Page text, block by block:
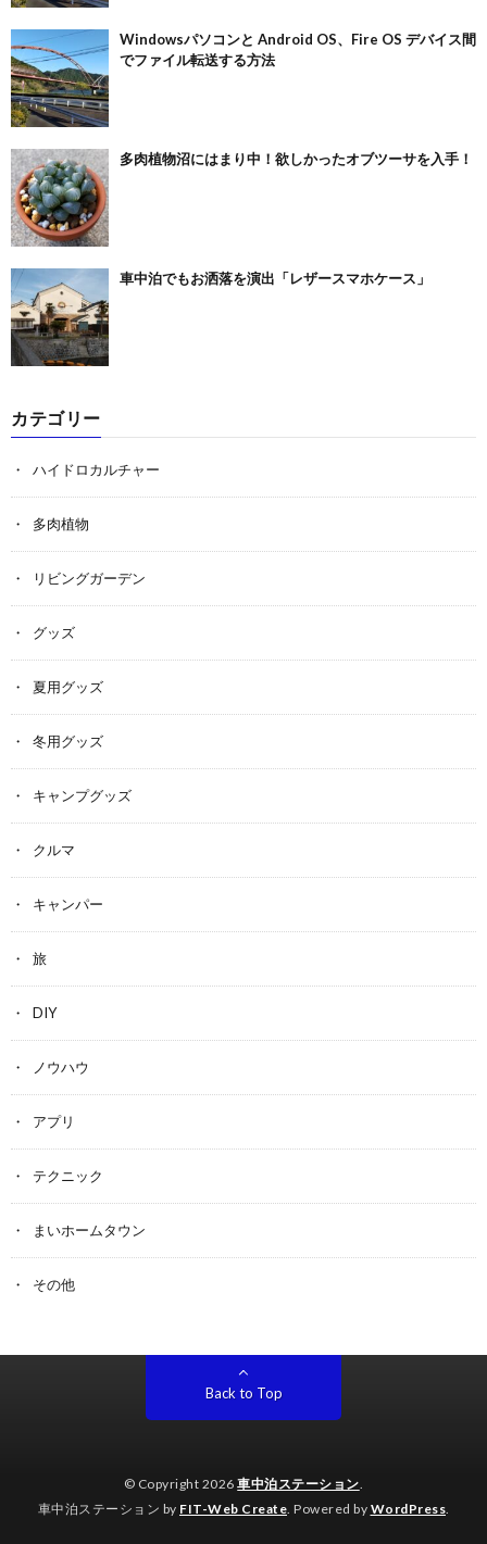
Windowsパソコンと Android OS、Fire OS デバイス間
でファイル転送する方法
多肉植物沼にはまり中！欲しかったオブツーサを入手！
車中泊でもお洒落を演出「レザースマホケース」
カテゴリー
ハイドロカルチャー
多肉植物
リビングガーデン
グッズ
夏用グッズ
冬用グッズ
キャンプグッズ
クルマ
キャンパー
旅
DIY
ノウハウ
アプリ
テクニック
まいホームタウン
その他
Back to Top
© Copyright 2026車中泊ステーション
車中泊ステーション by FIT-Web Create . Powered by WordPress